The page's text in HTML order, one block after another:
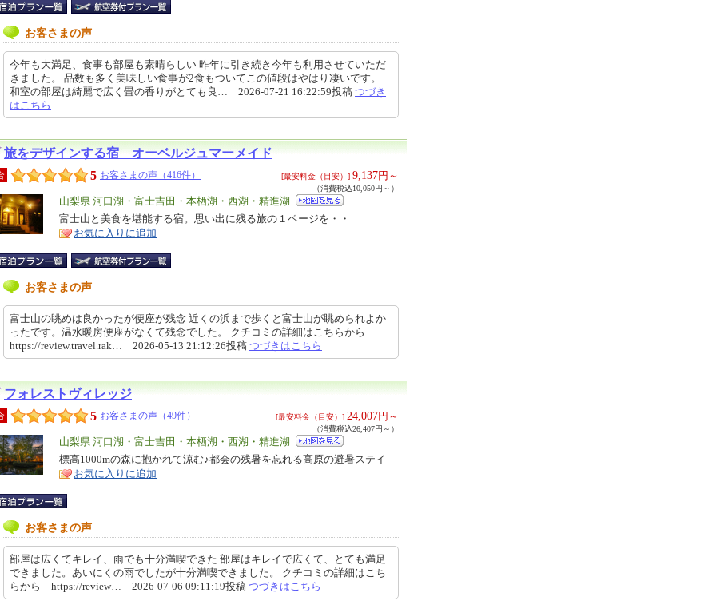
お客さまの声
今年も大満足、食事も部屋も素晴らしい 昨年に引き続き今年も利用させていただ
きました。 品数も多く美味しい食事が2食もついてこの値段はやはり凄いです。
和室の部屋は綺麗で広く畳の香りがとても良… 2026-07-21 16:22:59投稿 つづき
はこちら
旅をデザインする宿 オーベルジュマーメイド
5 お客さまの声（416件） [最安料金（目安）] 9,137円～
（消費税込10,050円～）
エ
リ
ア
山梨県 河口湖・富士吉田・本栖湖・西湖・精進湖
特
徴
富士山と美食を堪能する宿。思い出に残る旅の１ページを・・
お気に入りに追加
お客さまの声
富士山の眺めは良かったが便座が残念 近くの浜まで歩くと富士山が眺められよか
ったです。温水暖房便座がなくて残念でした。 クチコミの詳細はこちらから
https://review.travel.rak… 2026-05-13 21:12:26投稿 つづきはこちら
フォレストヴィレッジ
5 お客さまの声（49件） [最安料金（目安）] 24,007円～
（消費税込26,407円～）
エ
リ
ア
山梨県 河口湖・富士吉田・本栖湖・西湖・精進湖
特
徴
標高1000mの森に抱かれて涼む♪都会の残暑を忘れる高原の避暑ステイ
お気に入りに追加
お客さまの声
部屋は広くてキレイ、雨でも十分満喫できた 部屋はキレイで広くて、とても満足
できました。あいにくの雨でしたが十分満喫できました。 クチコミの詳細はこち
らから https://review… 2026-07-06 09:11:19投稿 つづきはこちら